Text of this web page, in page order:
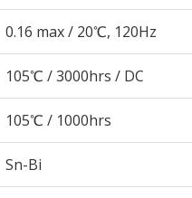
0.16 max / 20℃, 120Hz
105℃ / 3000hrs / DC
105℃ / 1000hrs
Sn-Bi